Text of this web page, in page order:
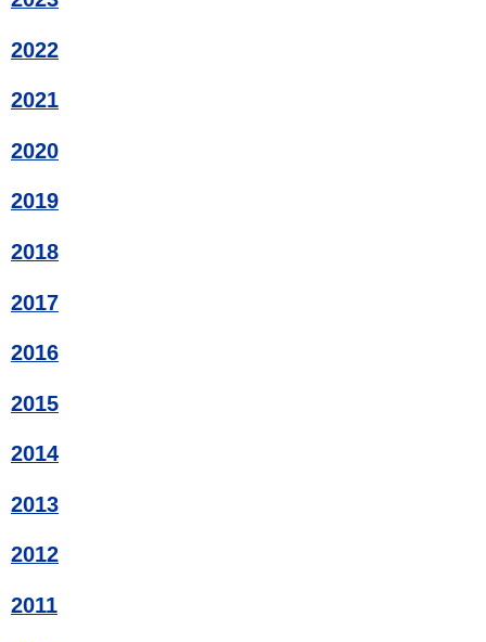
2022
2021
2020
2019
2018
2017
2016
2015
2014
2013
2012
2011